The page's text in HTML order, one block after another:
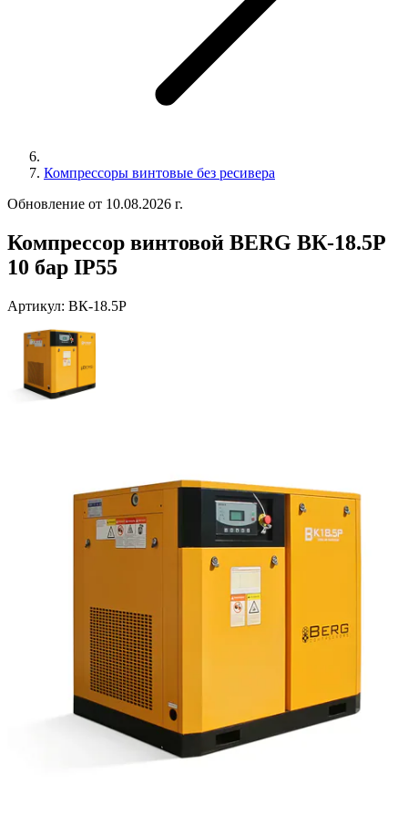
Компрессоры винтовые без ресивера
Обновление от 10.08.2026 г.
Компрессор винтовой BERG ВК-18.5Р
10 бар IP55
Артикул: ВК-18.5Р